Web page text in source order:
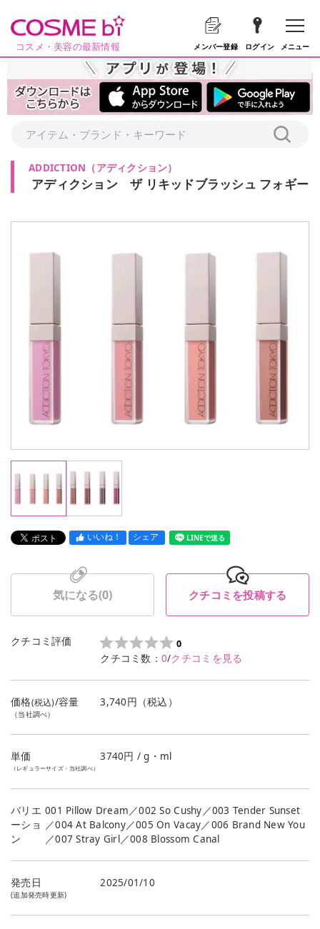
コスメ・美容の最新情報 メンバー登録 ログイン メニュー
ADDICTION （アディクション）
アディクション ザ リキッドブラッシュ フォギー
いいね！ シェア LINEで送る
気になる(0) クチコミを投稿する
クチコミ評価 0
クチコミ数： 0/クチコミを見る
価格(税込)/容量
（当社調べ）
3,740円（税込）
単価
（レギュラーサイズ・当社調べ）
3740円 / g・ml
バリエ
ーショ
ン
001 Pillow Dream／002 So Cushy／003 Tender Sunset
／004 At Balcony／005 On Vacay／006 Brand New You
／007 Stray Girl／008 Blossom Canal
発売日
(追加発売時更新)
2025/01/10